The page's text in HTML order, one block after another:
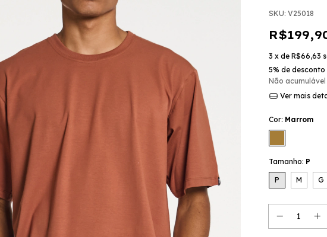
SKU: V25018
3 x de R$66,63
5% de desconto
Não
Ver mais
Cor: Marrom
Tamanho: P
P M G